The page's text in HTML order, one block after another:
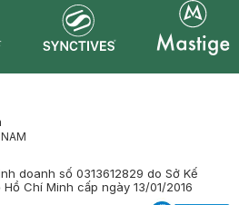
doanh số 0313612829 do Sở Kế
Chí Minh cấp ngày 13/01/2016